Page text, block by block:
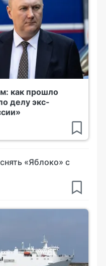
как прошло
делу экс-
«Яблоко» с